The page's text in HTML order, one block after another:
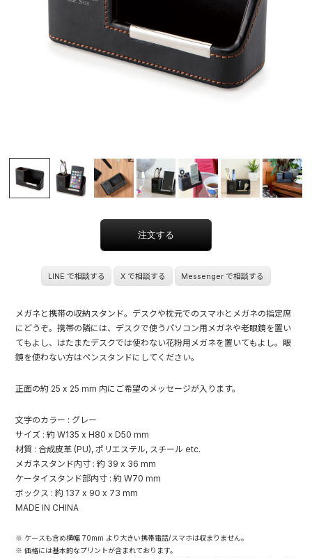
LINE で相談する X で相談する Messenger で相談する
メガネと携帯の収納スタンド。デスクや枕元でのスマホとメガネの指定席
にどうぞ。携帯の隣には、デスクで使うパソコン用メガネや老眼鏡を置い
てもよし、はたまたデスクでは使わない花粉用メガネを置いてもよし。眼
鏡を使わない方はペンスタンドにしてください。
正面の約 25 x 25 mm 内にご希望のメッセージが入ります。
文字のカラー : グレー
サイズ : 約 W135 x H80 x D50 mm
材質 : 合成皮革 (PU), ポリエステル, スチール etc.
メガネスタンド内寸 : 約 39 x 36 mm
ケータイスタンド部内寸 : 約 W70 mm
ボックス : 約 137 x 90 x 73 mm
MADE IN CHINA
※ ケースも含め横幅 70mm より大きい携帯電話/スマホは収まりません。
※ 価格には基本的なプリントが含まれております。